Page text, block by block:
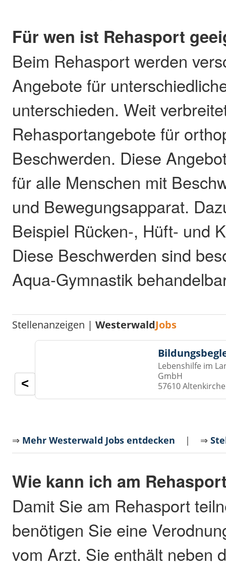
Für wen ist Rehasport
Beim Rehasport werden
Angebote für
unterschieden. Weit
Rehasportangebote für
Beschwerden. Diese
für alle Menschen mit
und Bewegungsapparat.
Beispiel Rücken-, Hüft- und
Diese Beschwerden sind
Aqua-Gymnastik
Stellenanzeigen |WesterwaldJobs
Lebenshilfe im
GmbH
57610
<
⇒ Mehr Westerwald Jobs entdecken | ⇒
Wie kann ich am
Damit Sie am Rehasport
benötigen Sie eine
vom Arzt. Sie enthält neben